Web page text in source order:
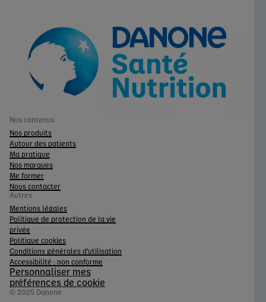
Nos contenus
Nos produits
Autour des patients
Ma pratique
Nos marques
Me former
Nous contacter
Autres
Mentions légales
Politique de protection de la vie
privée
Politique cookies
Conditions générales d'utilisation
Accessibilité : non conforme
Personnaliser mes
préférences de cookie
© 2025 Danone